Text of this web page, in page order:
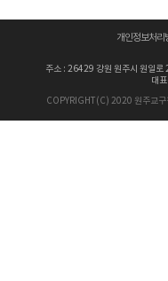
개인정보처리
주소 : 26429 강원 원주시 원일로
대
COPYRIGHT(C) 2020 원주교구